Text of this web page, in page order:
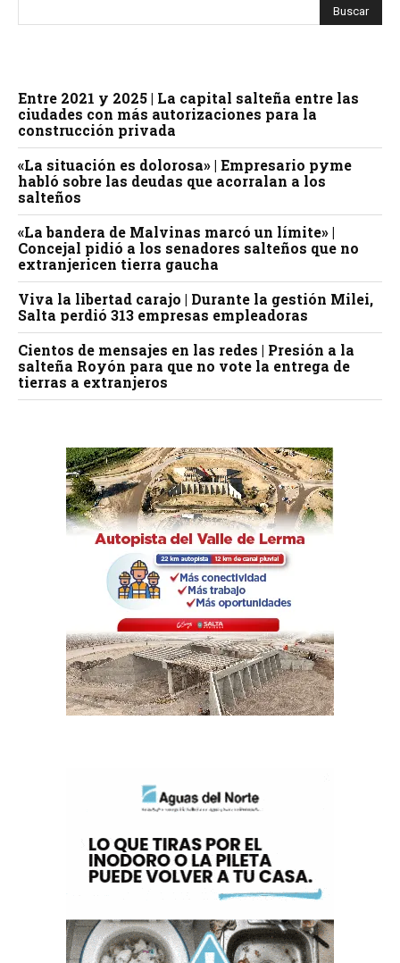
Entre 2021 y 2025 | La capital salteña entre las
ciudades con más autorizaciones para la
construcción privada
«La situación es dolorosa» | Empresario pyme
habló sobre las deudas que acorralan a los
salteños
«La bandera de Malvinas marcó un límite» |
Concejal pidió a los senadores salteños que no
extranjericen tierra gaucha
Viva la libertad carajo | Durante la gestión Milei,
Salta perdió 313 empresas empleadoras
Cientos de mensajes en las redes | Presión a la
salteña Royón para que no vote la entrega de
tierras a extranjeros